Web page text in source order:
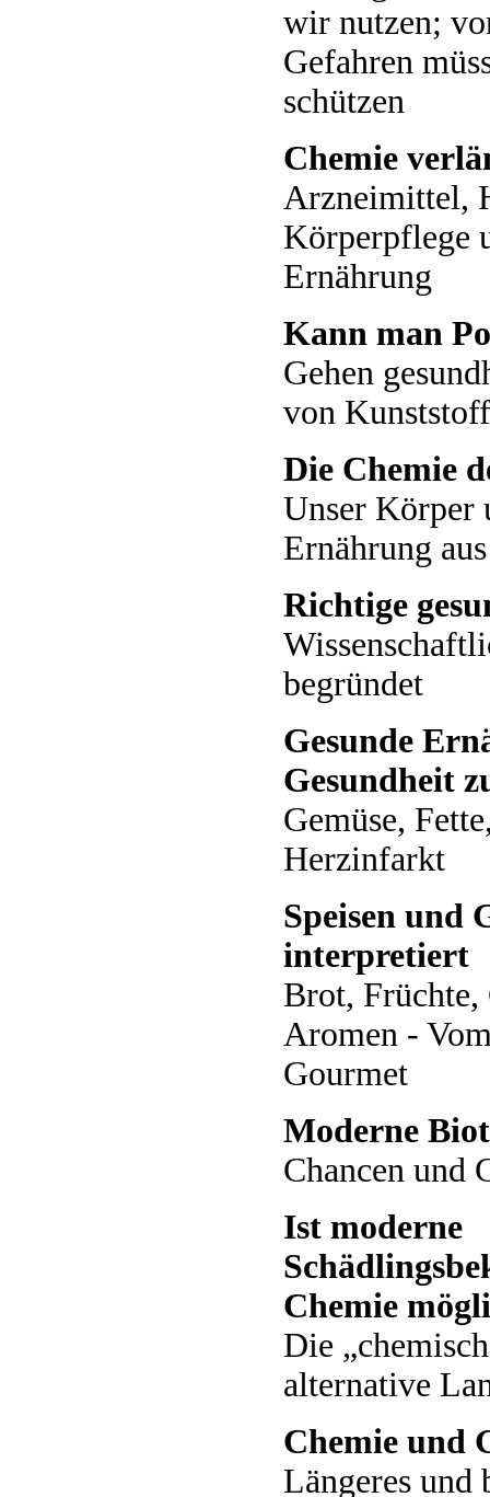
wir nutzen;
Gefahren
schützen
Chemie
Arzneimittel,
Körperpflege
Ernährung
Kann man
Gehen
von
Die Chemie
Unser Körper
Ernährung
Richtige
begründet
Gesunde
Gesundheit
Gemüse,
Herzinfarkt
Speisen und
interpretiert
Brot, Früchte,
Aromen -
Gourmet
Moderne
Chancen und
Ist moderne
Chemie
Die
alternative
Chemie und
Längeres und